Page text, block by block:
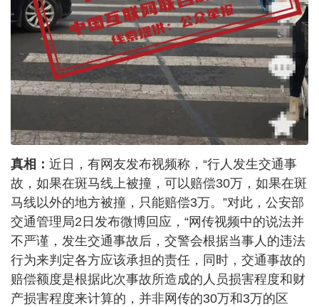
真相： 近日，有网友发布视频称，“行人发生交通事
故，如果在斑马线上被撞，可以赔偿30万，如果在斑
马线以外的地方被撞，只能赔偿3万。”对此，公安部
交通管理局2日发布微博回应，“网传视频中的说法并
不严谨，发生交通事故后，交警会根据当事人的违法
行为来判定各方应该承担的责任，同时，交通事故的
赔偿额度是根据此次事故所造成的人员损害程度和财
产损害程度来计算的，并非网传的30万和3万的区